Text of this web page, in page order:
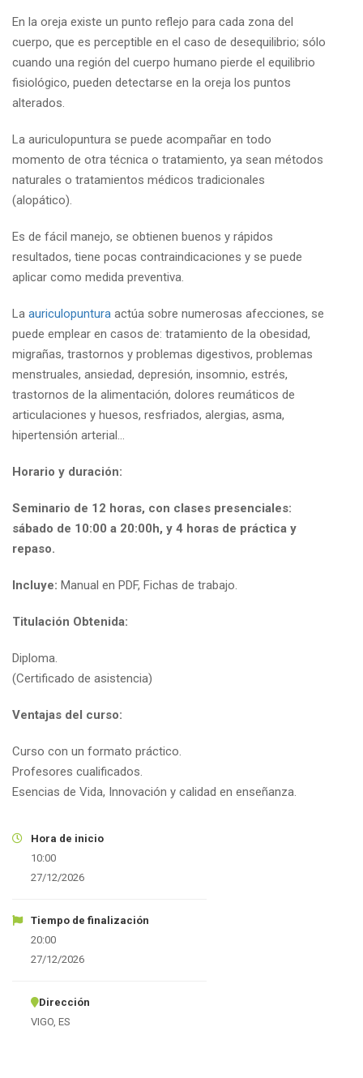
En la oreja existe un punto reflejo para cada zona del
cuerpo, que es perceptible en el caso de desequilibrio; sólo
cuando una región del cuerpo humano pierde el equilibrio
fisiológico, pueden detectarse en la oreja los puntos
alterados.
La auriculopuntura se puede acompañar en todo
momento de otra técnica o tratamiento, ya sean métodos
naturales o tratamientos médicos tradicionales
(alopático).
Es de fácil manejo, se obtienen buenos y rápidos
resultados, tiene pocas contraindicaciones y se puede
aplicar como medida preventiva.
La auriculopuntura actúa sobre numerosas afecciones, se
puede emplear en casos de: tratamiento de la obesidad,
migrañas, trastornos y problemas digestivos, problemas
menstruales, ansiedad, depresión, insomnio, estrés,
trastornos de la alimentación, dolores reumáticos de
articulaciones y huesos, resfriados, alergias, asma,
hipertensión arterial…
Horario y duración:
Seminario de 12 horas, con clases presenciales:
sábado de 10:00 a 20:00h, y 4 horas de práctica y
repaso.
Incluye: Manual en PDF, Fichas de trabajo.
Titulación Obtenida:
Diploma.
(Certificado de asistencia)
Ventajas del curso:
Curso con un formato práctico.
Profesores cualificados.
Esencias de Vida, Innovación y calidad en enseñanza.
Hora de inicio
10:00
27/12/2026
Tiempo de finalización
20:00
27/12/2026
Dirección
VIGO, ES